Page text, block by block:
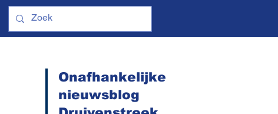
Onafhankelijke
nieuwsblog